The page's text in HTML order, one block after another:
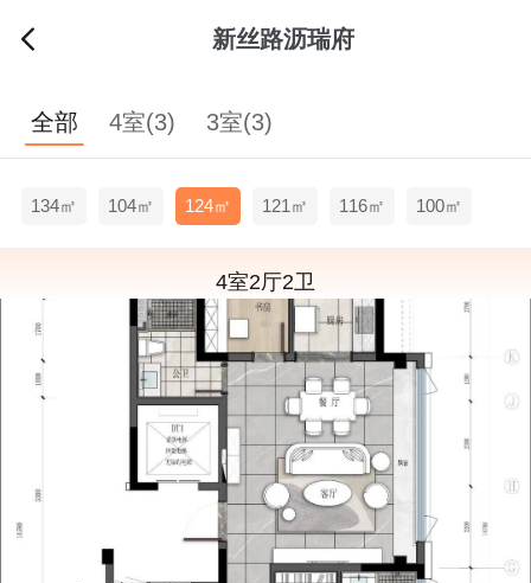
新丝路沥瑞府
全部 4室(3) 3室(3)
134㎡ 104㎡ 124㎡ 121㎡ 116㎡ 100㎡
4室2厅2卫